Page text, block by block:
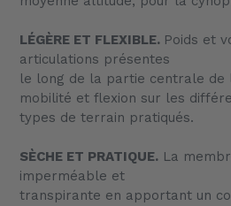
LÉGÈRE ET FLEXIBLE. Poids et
articulations présentes
le long de la partie centrale de
mobilité et flexion sur les
types de terrain pratiqués.
SÈCHE ET PRATIQUE. La
imperméable et
transpirante en apportant un